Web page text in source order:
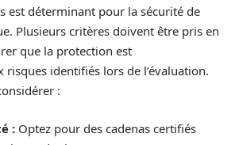
est déterminant pour la sécurité de
Plusieurs critères doivent être pris en
que la protection est
identifiés lors de l’évaluation.
:
: Optez pour des cadenas certifiés